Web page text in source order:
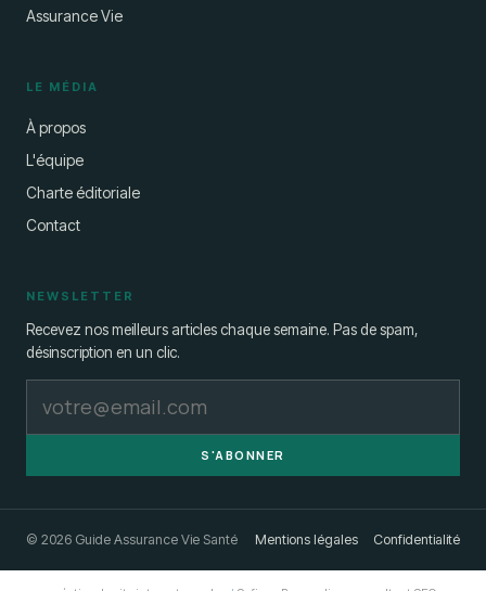
Assurance Vie
LE MÉDIA
À propos
L'équipe
Charte éditoriale
Contact
NEWSLETTER
Recevez nos meilleurs articles chaque semaine. Pas de spam,
désinscription en un clic.
S'ABONNER
© 2026 Guide Assurance Vie Santé Mentions légales Confidentialité